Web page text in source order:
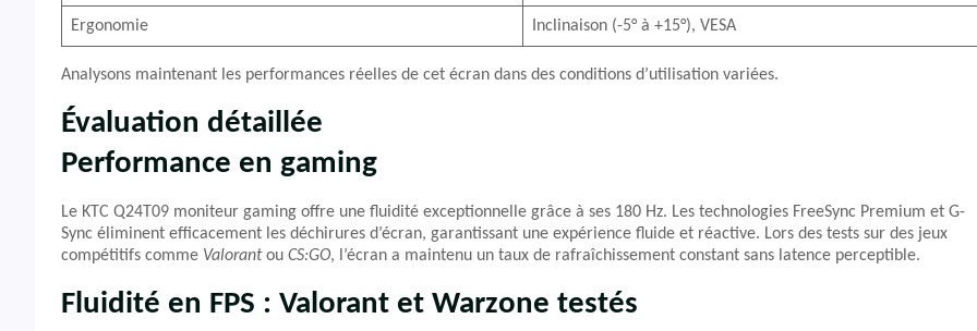
Ergonomie Inclinaison (-5° à +15°), VESA
Analysons maintenant les performances réelles de cet écran dans des conditions d’utilisation variées.
Évaluation détaillée
Performance en gaming
Le KTC Q24T09 moniteur gaming offre une fluidité exceptionnelle grâce à ses 180 Hz. Les technologies FreeSync Premium et G-
Sync éliminent efficacement les déchirures d’écran, garantissant une expérience fluide et réactive. Lors des tests sur des jeux
compétitifs comme Valorantou CS:GO, l’écran a maintenu un taux de rafraîchissement constant sans latence perceptible.
Fluidité en FPS : Valorant et Warzone testés